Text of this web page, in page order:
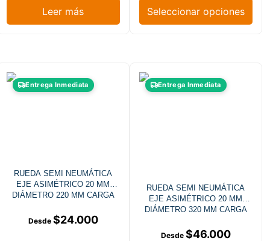
Leer más Seleccionar opciones
Entrega Inmediata
RUEDA SEMI NEUMÁTICA
EJE ASIMÉTRICO 20 MM
DIÁMETRO 220 MM CARGA
$24.000
Entrega Inmediata
RUEDA SEMI NEUMÁTICA
EJE ASIMÉTRICO 20 MM
DIÁMETRO 320 MM CARGA
$46.000